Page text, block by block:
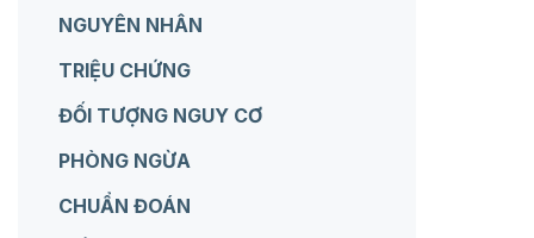
NGUYÊN NHÂN
TRIỆU CHỨNG
ĐỐI TƯỢNG NGUY CƠ
PHÒNG NGỪA
CHUẨN ĐOÁN